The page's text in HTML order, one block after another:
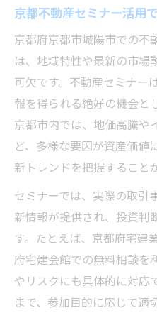
京都不動産セミナー活用
京都府京都市城陽市での不
は、地域特性や最新の市場
可欠です。不動産セミナー
報を得られる絶好の機会と
京都市内では、地価高騰や
ど、多様な要因が資産価値
新トレンドを把握すること
セミナーでは、実際の取引
新情報が提供され、投資判
す。たとえば、京都府宅建
府宅建会館での無料相談を
やリスクにも具体的に対応
まで、参加目的に応じて適